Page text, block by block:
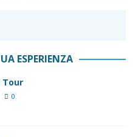
ESPERIENZA
Tour
0